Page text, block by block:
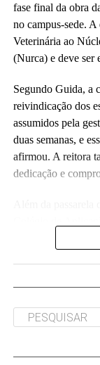
administrativos,
responsável pela
(Fhagner Soares,
fase final da obra
no campus-sede.
Veterinária ao
(Nurca) e deve ser
Segundo Guida, a
reivindicação dos
assumidos pela
duas semanas, e
afirmou. A reitora
dedicação e
e deve ser